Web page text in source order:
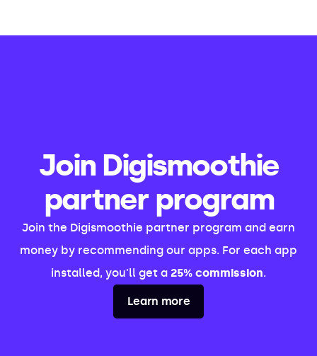
Join Digismoothie
partner program
Join the Digismoothie partner program and earn
money by recommending our apps. For each app
installed, you'll get a 25% commission.
Learn more